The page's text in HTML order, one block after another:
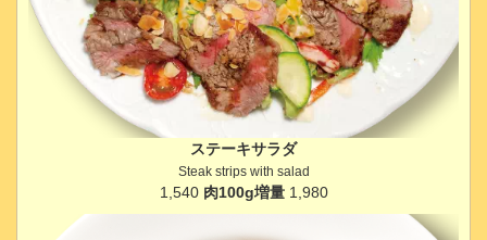
ステーキサラダ
Steak strips with salad
1,540 肉100g増量 1,980